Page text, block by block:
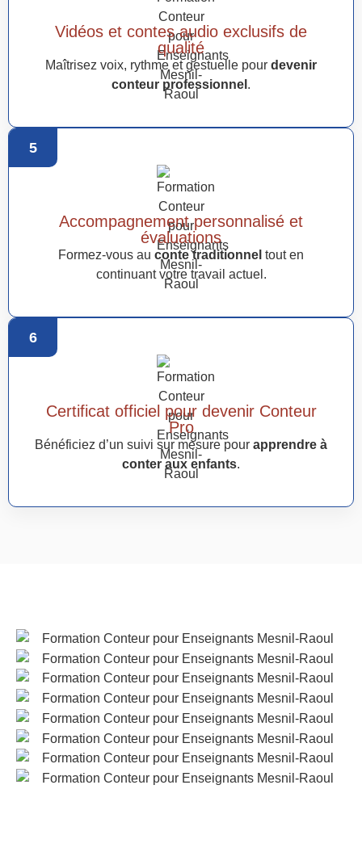
Vidéos et contes audio exclusifs de
qualité
Maîtrisez voix, rythme et gestuelle pour devenir
conteur professionnel .
5
Accompagnement personnalisé et
évaluations
Formez-vous au conte traditionnel tout en
continuant votre travail actuel.
6
Certificat officiel pour devenir Conteur
Pro
Bénéficiez d’un suivi sur mesure pour apprendre à
conter aux enfants.